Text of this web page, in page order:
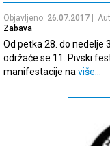
Objavljeno: 26.07.2017 |
Zabava
Od petka 28. do nedelje
održaće se 11. Pivski
manifestacije na više…